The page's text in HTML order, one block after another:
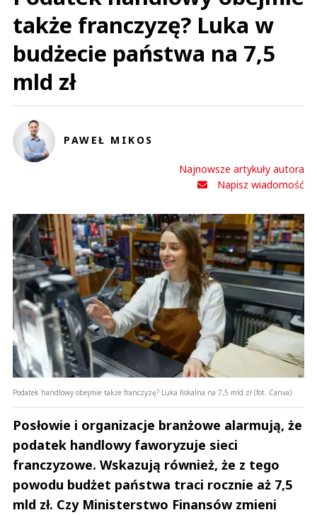
także franczyzę? Luka w
budżecie państwa na 7,5
mld zł
PAWEŁ MIKOS
Najnowsze artykuły autora
Napisz wiadomość
Podatek handlowy obejmie także franczyzę? Luka fiskalna na 7,5 mld zł (fot. Canva)
Posłowie i organizacje branżowe alarmują, że
podatek handlowy faworyzuje sieci
franczyzowe. Wskazują również, że z tego
powodu budżet państwa traci rocznie aż 7,5
mld zł. Czy Ministerstwo Finansów zmieni